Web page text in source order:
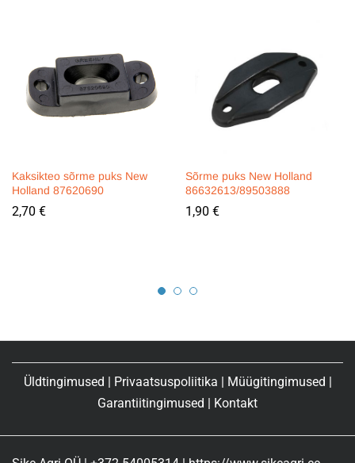
Kaksikteo sõrme puks New
Holland 87620690
2,70 €
Sõrme puks New Holland
86632613/89503888
1,90 €
Üldtingimused Privaatsuspoliitika Müügitingimused
Garantiitingimused
Kontakt